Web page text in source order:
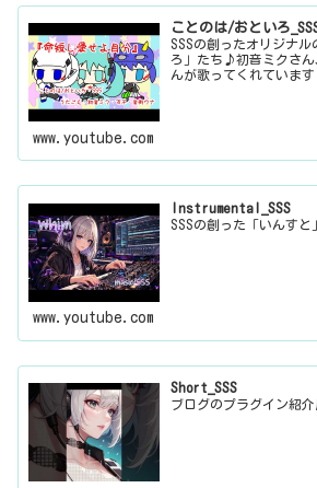
ことのは/おといろ
SSSの創ったオリジナ
ろ」たち♪初音ミクさん
んが歌ってくれていま
www.youtube.com
Instrumental_SSS
SSSの創った「いんす
www.youtube.com
Short_SSS
ブログのプラグイン紹